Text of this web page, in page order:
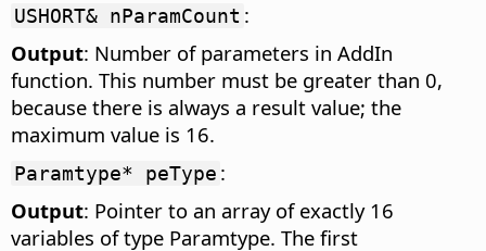
USHORT& nParamCount :
Output: Number of parameters in AddIn
function. This number must be greater than 0,
because there is always a result value; the
maximum value is 16.
Paramtype* peType :
Output: Pointer to an array of exactly 16
variables of type Paramtype. The first